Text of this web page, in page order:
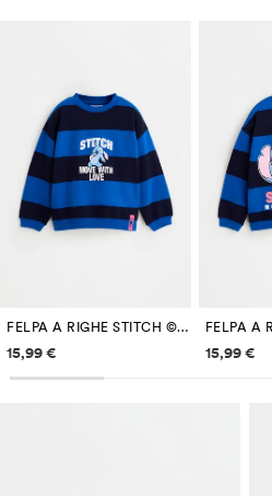
FELPA A RIGHE STITCH ©DISNEY
Informazioni sui prezzi
15,99 € 15,99 €